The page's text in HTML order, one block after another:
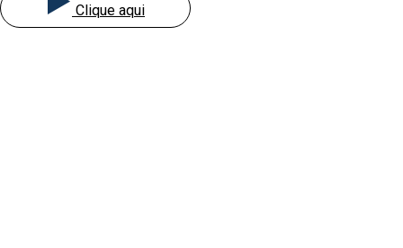
Clique aqui